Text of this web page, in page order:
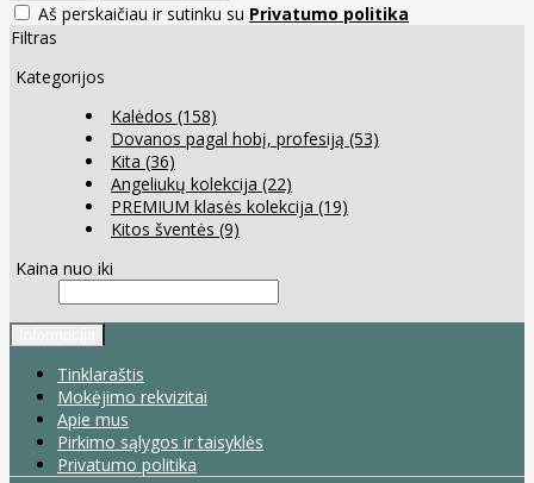
Aš perskaičiau ir sutinku su Privatumo politika
Filtras
Kategorijos
Kalėdos (158)
Dovanos pagal hobį, profesiją (53)
Kita (36)
Angeliukų kolekcija (22)
PREMIUM klasės kolekcija (19)
Kitos šventės (9)
Kaina nuo iki
Tinklaraštis
Mokėjimo rekvizitai
Apie mus
Pirkimo sąlygos ir taisyklės
Privatumo politika